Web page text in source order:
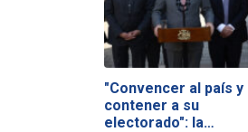
"Convencer al país y
contener a su
electorado": la…